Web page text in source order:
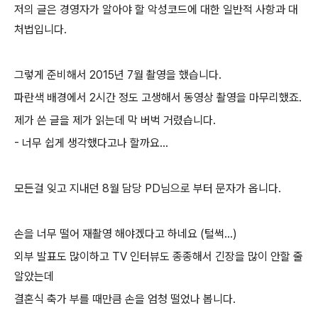
저의 글은 경영자가 알아야 할 악성코드에 대한 일반적 사항과 대
처법입니다.
그렇게 준비해서 2015년 7월 촬영을 했습니다.
파란색 배경에서 2시간 정도 고생해서 동영상 촬영을 마무리했죠.
제가 쓴 글을 제가 읽는데 막 버벅 거렸습니다.
- 너무 쉽게 생각했다고나 할까요...
모든걸 잊고 지내던 8월 담당 PD님으로 부터 문자가 옵니다.
손을 너무 떨어 재촬영 해야겠다고 하네요 (털썩...)
외부 발표도 많이하고 TV 인터뷰도 종종해서 긴장을 많이 안할 줄
알았는데
결혼식 축가 부를 때만큼 손을 엄청 떨었나 봅니다.